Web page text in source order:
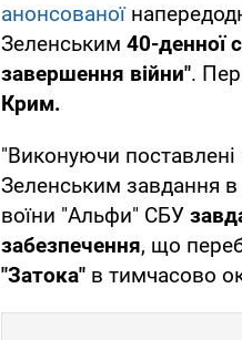
анонсованої
Зеленським 40-денної
завершення війни".
Крим.
"Виконуючи
Зеленським завдання в
воїни "Альфи" СБУ
забезпечення, що
"Затока" в тимчасово